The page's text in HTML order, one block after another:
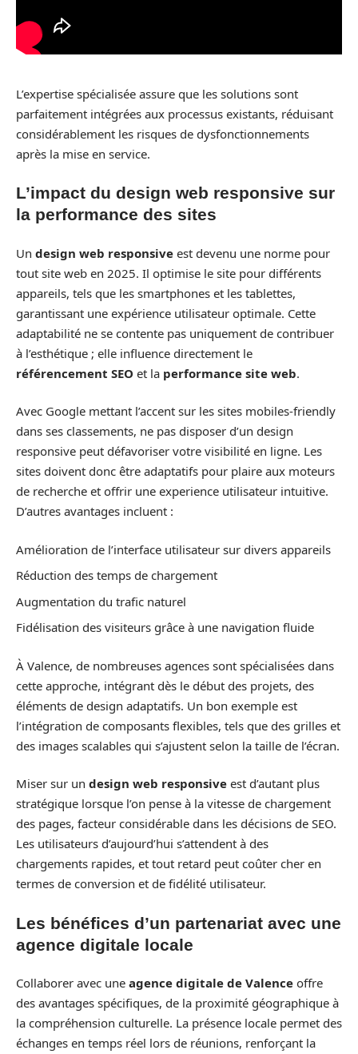
L’expertise spécialisée assure que les solutions sont
parfaitement intégrées aux processus existants, réduisant
considérablement les risques de dysfonctionnements
après la mise en service.
L’impact du design web responsive sur
la performance des sites
Un design web responsive est devenu une norme pour
tout site web en 2025. Il optimise le site pour différents
appareils, tels que les smartphones et les tablettes,
garantissant une expérience utilisateur optimale. Cette
adaptabilité ne se contente pas uniquement de contribuer
à l’esthétique ; elle influence directement le
référencement SEO et la performance site web.
Avec Google mettant l’accent sur les sites mobiles-friendly
dans ses classements, ne pas disposer d’un design
responsive peut défavoriser votre visibilité en ligne. Les
sites doivent donc être adaptatifs pour plaire aux moteurs
de recherche et offrir une experience utilisateur intuitive.
D’autres avantages incluent :
Amélioration de l’interface utilisateur sur divers appareils
Réduction des temps de chargement
Augmentation du trafic naturel
Fidélisation des visiteurs grâce à une navigation fluide
À Valence, de nombreuses agences sont spécialisées dans
cette approche, intégrant dès le début des projets, des
éléments de design adaptatifs. Un bon exemple est
l’intégration de composants flexibles, tels que des grilles et
des images scalables qui s’ajustent selon la taille de l’écran.
Miser sur un design web responsive est d’autant plus
stratégique lorsque l’on pense à la vitesse de chargement
des pages, facteur considérable dans les décisions de SEO.
Les utilisateurs d’aujourd’hui s’attendent à des
chargements rapides, et tout retard peut coûter cher en
termes de conversion et de fidélité utilisateur.
Les bénéfices d’un partenariat avec une
agence digitale locale
Collaborer avec une agence digitale de Valence offre
des avantages spécifiques, de la proximité géographique à
la compréhension culturelle. La présence locale permet des
échanges en temps réel lors de réunions, renforçant la